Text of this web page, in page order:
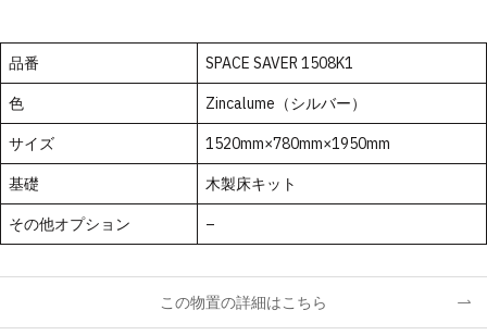
品番 SPACE SAVER 1508K1
色 Zincalume（シルバー）
サイズ 1520mm×780mm×1950mm
基礎 木製床キット
その他オプション –
この物置の詳細はこちら